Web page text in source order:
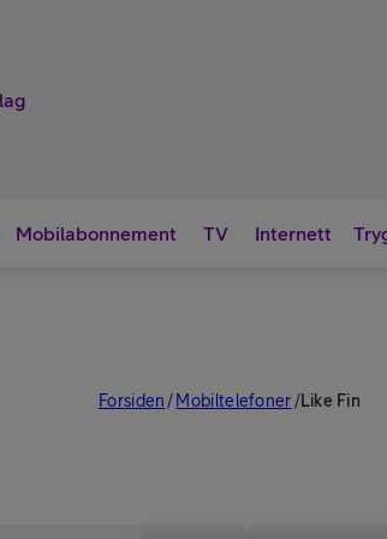
Mobilabonnement TV Internett
Forsiden /Mobiltelefoner /Like Fin